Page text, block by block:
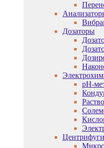
Дозаторы
pH-
Центрифуги